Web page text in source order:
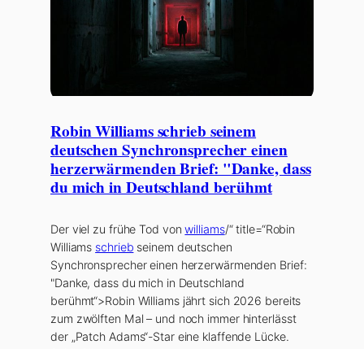
Robin Williams schrieb seinem
deutschen Synchronsprecher einen
herzerwärmenden Brief: "Danke, dass
du mich in Deutschland berühmt
Der viel zu frühe Tod vonwilliams/“ title=“Robin
Williams schrieb seinem deutschen
Synchronsprecher einen herzerwärmenden Brief:
"Danke, dass du mich in Deutschland
berühmt“>Robin Williamsjährt sich 2026 bereits
zum zwölften Mal – und noch immer hinterlässt
der „Patch Adams“-Star eine klaffende Lücke.